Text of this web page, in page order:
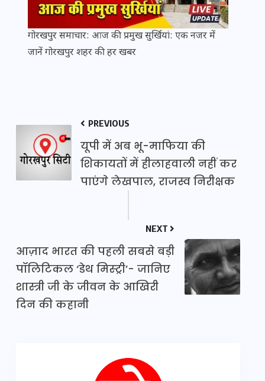
गोरखपुर समाचार: आज की प्रमुख सुर्खियां: एक नजर में
जानें गोरखपुर शहर की हर खबर
PREVIOUS
यूपी में अब भू-माफिया की
शिकायतों में हीलाहवाली नहीं कर
पाएंगे लेखपाल, राजस्व निरीक्षक
NEXT
आज़ाद भारत की पहली सबसे बड़ी
पॉलिटिकल ‘डेथ मिस्ट्री’- जानिए
शास्त्री जी के जीवन के आखिरी
दिन की कहानी